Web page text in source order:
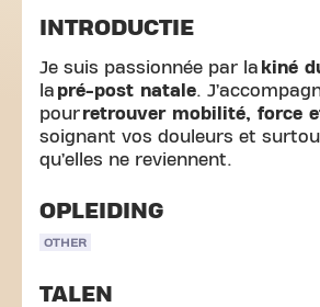
INTRODUCTIE
Je suis passionnée par la kiné
la pré-post natale.
pourretrouver mobilité, force
soignant vos douleurs et
qu’elles ne reviennent.
OPLEIDING
OTHER
TALEN